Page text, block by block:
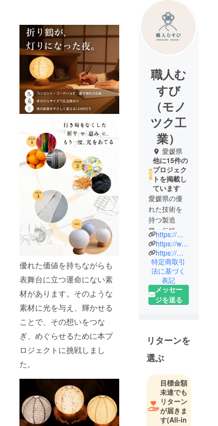
優れた価値を持ちながらも
表舞台に立つ運命にない素
材があります。そのような
素材に光を与え、輝かせる
ことで、その想いをつな
ぎ、めぐらせるために本プ
ロジェクトに挑戦しまし
た。
職人む
すび
（モノ
ツク工
業）
愛媛県
他に15件の
プロジェク
トを掲載し
ています
愛媛県の優
れた技術を
持つ製造
業・伝統工
芸の事業者
が新しい
ジャンルに
挑戦するサ
ポートをし
ます。愛媛
県の事業者
貢献したい
と考えてい
ます。愛媛
な事業者を
つなげて、
その優れた
技術を発展
させてアタ
https://monozku.co.jp/company/
https://www.instagram.com/ehime.craftsman/
https://monozku.co.jp/kikuma-gawara/
特定商取引
法に基づく
表記
メッセー
ジを送る
リターンを
選ぶ
目標金額
未達でも
リターン
が届きま
す(All-in